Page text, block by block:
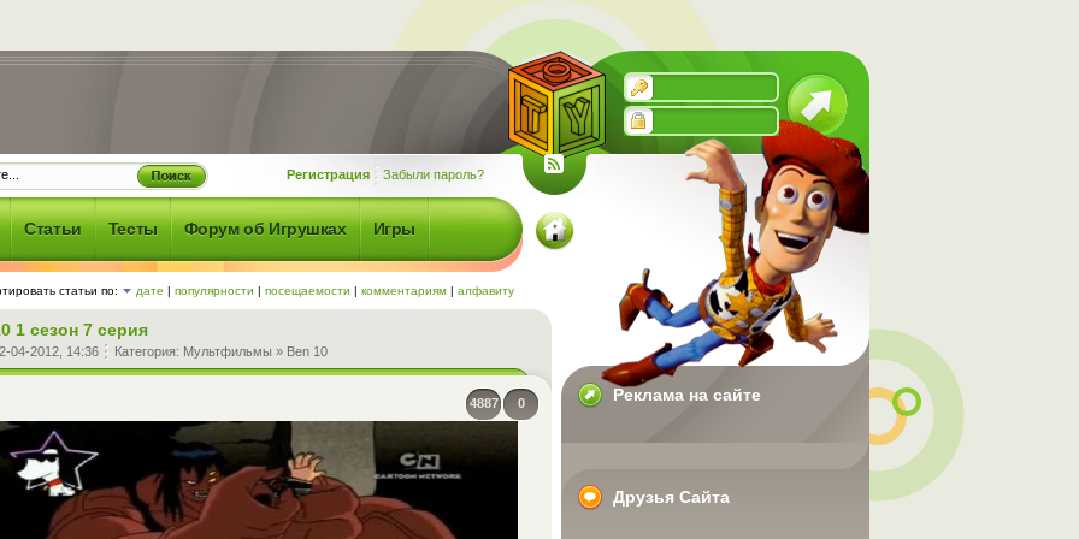
Регистрация Забыли пароль?
Статьи Тесты Форум об Игрушках Игры
статьи по: дате | популярности | посещаемости | комментариям| алфавиту
1 сезон 7 серия
04-2012, 14:36 Категория: Мультфильмы » Ben 10
0
4887 Реклама на сайте
Друзья Сайта